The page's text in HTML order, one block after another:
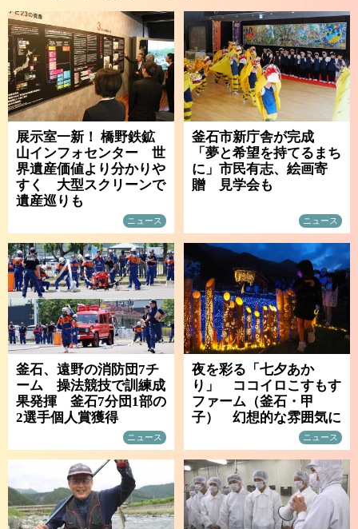
展示室一新！ 橋野鉄鉱
山インフォセンター 世
界遺産価値より分かりや
すく 大型スクリーンで
遺産巡りも
ニュース
釜石市新庁舎が完成
「夢と希望を持てるまち
に」市民有志、絵画寄
贈 見学会も
ニュース
釜石、遠野の消防団7チ
ーム 操法競技で訓練成
果発揮 釜石7分団1部の
2選手個人賞獲得
ニュース
夜を彩る「七夕あか
り」 ココイロこすもす
ファーム（釜石・甲
子） 幻想的な雰囲気に
ニュース